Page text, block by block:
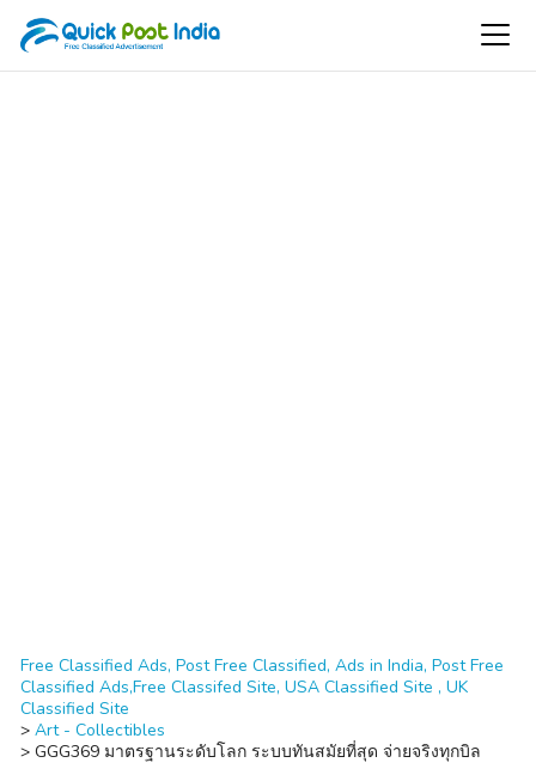
Free Classified Ads, Post Free Classified, Ads in India, Post Free
Classified Ads,Free Classifed Site, USA Classified Site , UK
Classified Site
> Art - Collectibles
> GGG369 มาตรฐานระดับโลก ระบบทันสมัยที่สุด จ่ายจริงทุกบิล